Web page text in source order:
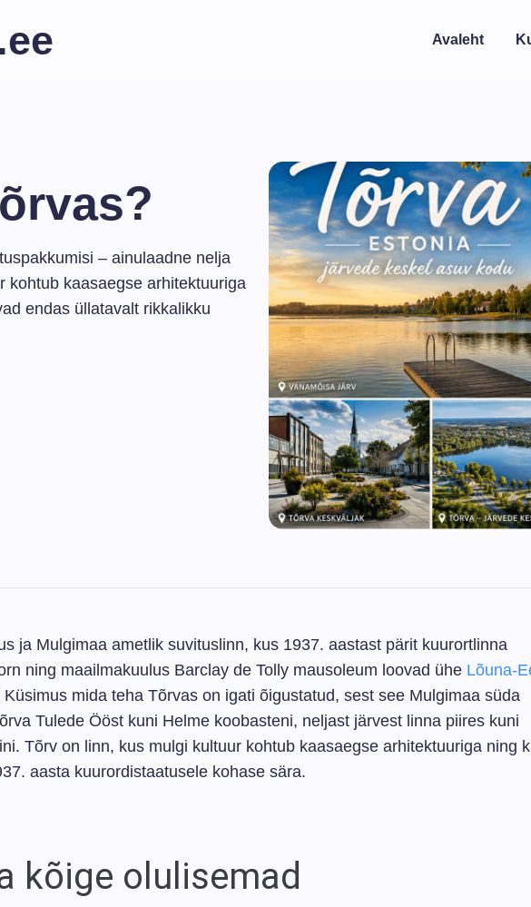
Avaleht
– ainulaadne nelja
kohtub kaasaegse arhitektuuriga
endas üllatavalt rikkalikku
ja Mulgimaa ametlik suvituslinn, kus 1937. aastast pärit kuurortlinna
ning maailmakuulus Barclay de Tolly mausoleum loovad ühe Lõuna-
mida teha Tõrvas on igati õigustatud, sest see Mulgimaa süda
Tulede Ööst kuni Helme koobasteni, neljast järvest linna piires kuni
Tõrv on linn, kus mulgi kultuur kohtub kaasaegse arhitektuuriga ning
aasta kuurordistaatusele kohase sära.
kõige olulisemad